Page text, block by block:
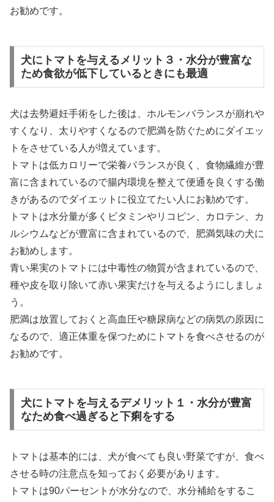
お勧めです。
犬にトマトを与えるメリット３・水分が豊富な
ため食欲が低下しているときにも最適
犬は去勢避妊手術をした後は、ホルモンバランスが崩れや
すくなり、太りやすくなるので肥満を防ぐためにダイエッ
トをさせている人が増えています。
トマトは低カロリーで栄養バランスが良く、食物繊維が豊
富に含まれているので腸内環境を整えて便通を良くする働
きがあるのでダイエットに役立てたい人にお勧めです。
トマトは水分量が多くビタミンやリコピン、カロテン、カ
ルシウムなどが豊富に含まれているので、肥満気味の犬に
お勧めします。
青い果実のトマトには中毒性の物質が含まれているので、
種や皮を取り除いて赤い果実だけを与えるようにしましょ
う。
肥満は放置しておくと高血圧や糖尿病などの病気の原因に
なるので、適正体重を保つためにトマトを食べさせるのが
お勧めです。
犬にトマトを与えるデメリット１・水分が豊富
なため食べ過ぎると下痢をする
トマトは基本的には、犬が食べても良い野菜ですが、食べ
させる時の注意点を知っておく必要があります。
トマトは90パーセントが水分なので、水分補給をするこ